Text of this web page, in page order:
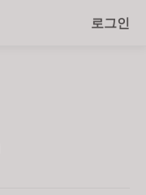
로그인